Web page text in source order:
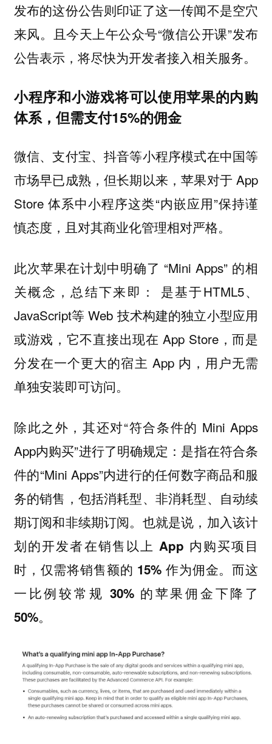
发布的这份公告则印证了这一传闻不是空穴
来风。且今天上午公众号“微信公开课”发布
公告表示，将尽快为开发者接入相关服务。
小程序和小游戏将可以使用苹果的内购
体系，但需支付15%的佣金
微信、支付宝、抖音等小程序模式在中国等
市场早已成熟，但长期以来，苹果对于 App
Store 体系中小程序这类“内嵌应用”保持谨
慎态度，且对其商业化管理相对严格。
此次苹果在计划中明确了 “Mini Apps” 的相
关概念，总结下来即： 是基于HTML5、
JavaScript等 Web 技术构建的独立小型应用
或游戏，它不直接出现在 App Store，而是
分发在一个更大的宿主 App 内，用户无需
单独安装即可访问。
除此之外，其还对“符合条件的 Mini Apps
App内购买”进行了明确规定：是指在符合条
件的“Mini Apps”内进行的任何数字商品和服
务的销售，包括消耗型、非消耗型、自动续
期订阅和非续期订阅。也就是说， 加入该计
划的开发者在销售以上 App 内购买项目
时，仅需将销售额的 15% 作为佣金。而这
一比例较常规 30% 的苹果佣金下降了
50%。